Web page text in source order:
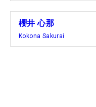
櫻井 心那
Kokona Sakurai